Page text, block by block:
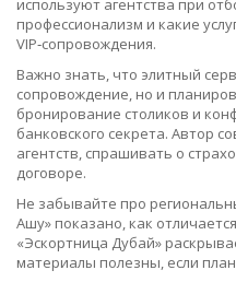
используют агентства при
профессионализм и какие
VIP‑сопровождения.
Важно знать, что элитный
сопровождение, но и
бронирование столиков и
банковского секрета. Автор
агентств, спрашивать о
договоре.
Не забывайте про
Ашу» показано, как
«Эскортница Дубай»
материалы полезны, если